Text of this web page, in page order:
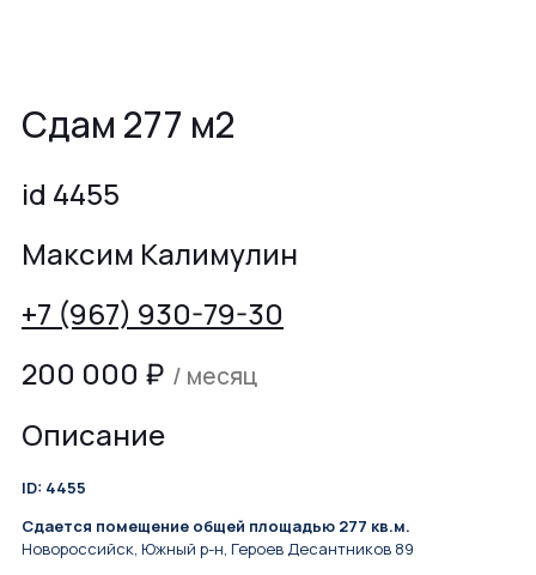
Сдам 277 м2
id 4455
Максим Калимулин
+7 (967) 930-79-30
200 000 ₽ / месяц
Описание
ID: 4455
Сдается помещение общей площадью 277 кв.м.
Новороссийск, Южный р-н, Героев Десантников 89